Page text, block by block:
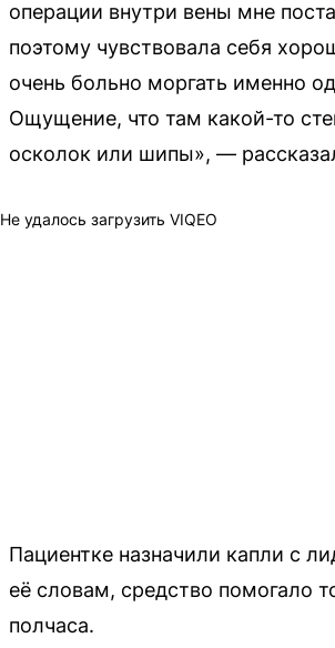
операции внутри вены мне
поэтому чувствовала себя
очень больно моргать именно
Ощущение, что там какой-то
осколок или шипы», —
Не удалось загрузить VIQEO
Пациентке назначили капли с
её словам, средство помогало
полчаса.